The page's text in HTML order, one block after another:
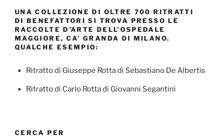
UNA COLLEZIONE DI OLTRE 700 RITRATTI
DI BENEFATTORI SI TROVA PRESSO LE
RACCOLTE D’ARTE DELL’OSPEDALE
MAGGIORE, CA’ GRANDA DI MILANO.
QUALCHE ESEMPIO:
Ritratto di Giuseppe Rotta di Sebastiano De Albertis
Ritratto di Carlo Rotta di Giovanni Segantini
CERCA PER